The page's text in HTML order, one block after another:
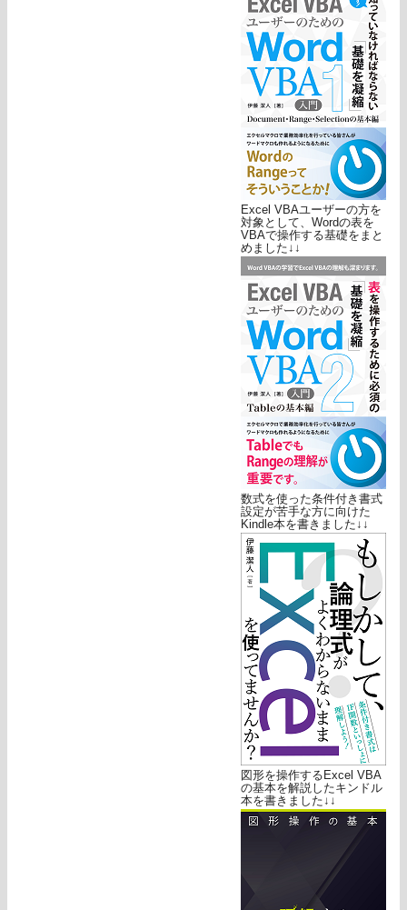
Excel VBAユーザーの方を
対象として、Wordの表を
VBAで操作する基礎をまと
めました↓↓
数式を使った条件付き書式
設定が苦手な方に向けた
Kindle本を書きました↓↓
図形を操作するExcel VBA
の基本を解説したキンドル
本を書きました↓↓